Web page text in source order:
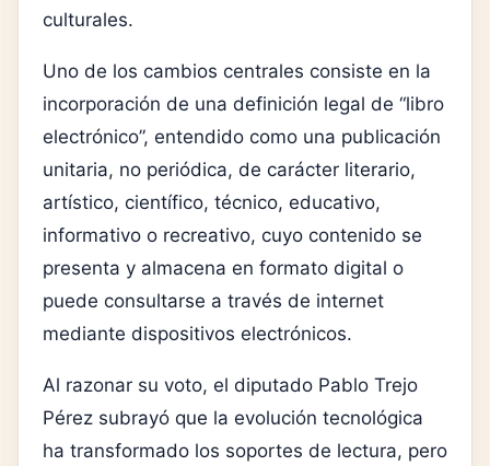
culturales.
Uno de los cambios centrales consiste en la
incorporación de una definición legal de “libro
electrónico”, entendido como una publicación
unitaria, no periódica, de carácter literario,
artístico, científico, técnico, educativo,
informativo o recreativo, cuyo contenido se
presenta y almacena en formato digital o
puede consultarse a través de internet
mediante dispositivos electrónicos.
Al razonar su voto, el diputado Pablo Trejo
Pérez subrayó que la evolución tecnológica
ha transformado los soportes de lectura, pero